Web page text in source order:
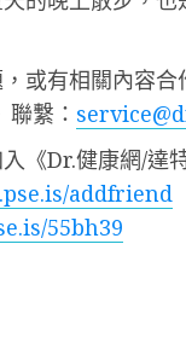
或有相關內容合
繫：
《Dr.健康網/達
addfriend
55bh39